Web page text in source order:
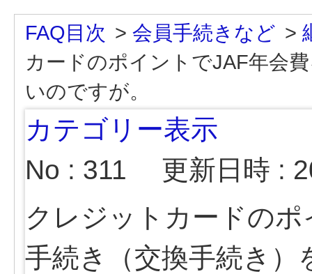
FAQ目次 > 会員手続きなど >
カードのポイントでJAF年会
いのですが。
カテゴリー表示
No : 311
更新日時 :
クレジットカードの
手続き（交換手続き）